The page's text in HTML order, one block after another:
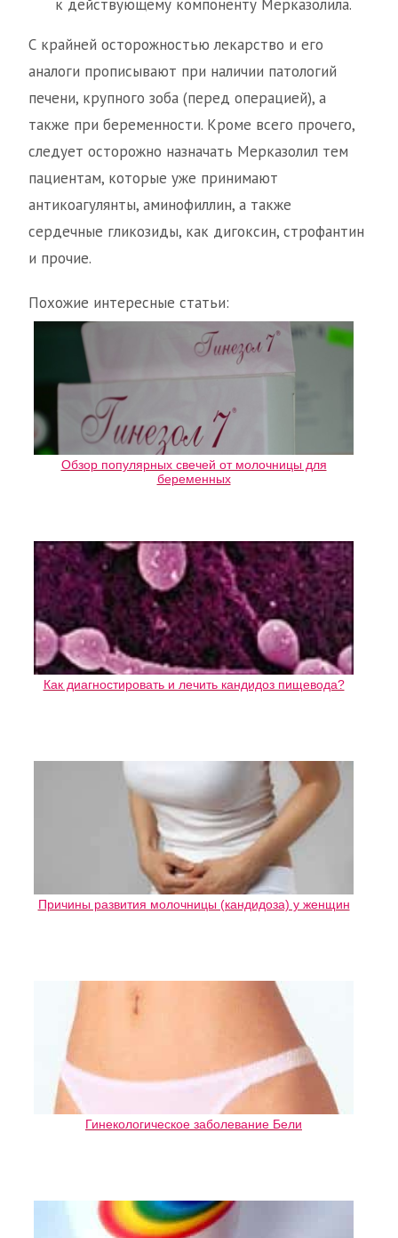
к действующему компоненту Мерказолила.
С крайней осторожностью лекарство и его
аналоги прописывают при наличии патологий
печени, крупного зоба (перед операцией), а
также при беременности. Кроме всего прочего,
следует осторожно назначать Мерказолил тем
пациентам, которые уже принимают
антикоагулянты, аминофиллин, а также
сердечные гликозиды, как дигоксин, строфантин
и прочие.
Похожие интересные статьи:
Обзор популярных свечей от молочницы для
беременных
Как диагностировать и лечить кандидоз пищевода?
Причины развития молочницы (кандидоза) у женщин
Гинекологическое заболевание Бели